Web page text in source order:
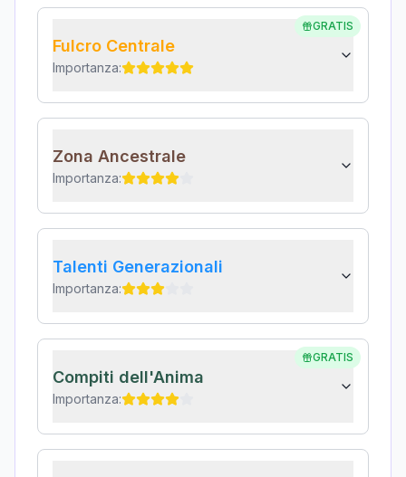
GRATIS
Fulcro Centrale
Importanza:
Zona Ancestrale
Importanza:
Talenti Generazionali
Importanza:
GRATIS
Compiti dell'Anima
Importanza: